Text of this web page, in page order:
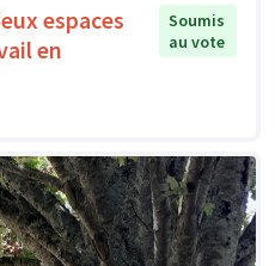
espaces
en
Soumis
au vote